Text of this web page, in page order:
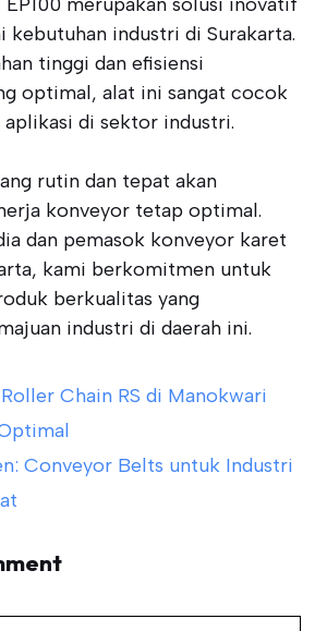
kebutuhan industri di Surakarta.
tinggi dan efisiensi
optimal, alat ini sangat cocok
di sektor industri.
rutin dan tepat akan
konveyor tetap optimal.
dan pemasok konveyor karet
kami berkomitmen untuk
berkualitas yang
industri di daerah ini.
Chain RS di Manokwari
Conveyor Belts untuk Industri